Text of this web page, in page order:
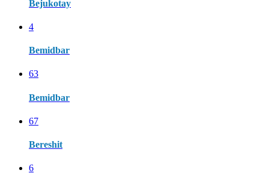
Bejukotay
4
Bemidbar
63
Bemidbar
67
Bereshit
6